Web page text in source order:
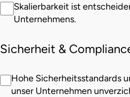
Skalierbarkeit ist
Unternehmens.
Sicherheit &
Hohe Sicherheitsstandards
unser Unternehmen